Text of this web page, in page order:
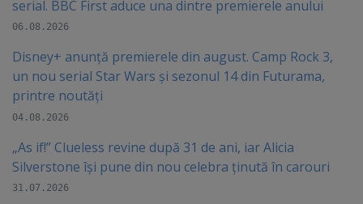
serial. BBC First aduce una dintre premierele anului
06.08.2026
Disney+ anunță premierele din august. Camp Rock 3,
un nou serial Star Wars și sezonul 14 din Futurama,
printre noutăți
04.08.2026
„As if!” Clueless revine după 31 de ani, iar Alicia
Silverstone își pune din nou celebra ținută în carouri
31.07.2026